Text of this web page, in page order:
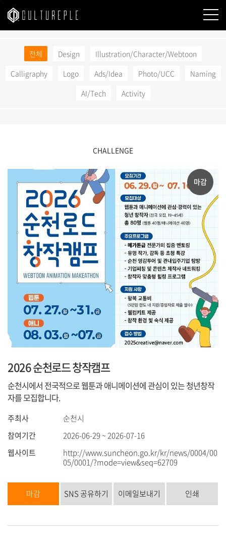
본문바로가기
전체 Design
Illustration/Character/Webtoon
Calligraphy
Logo Ads/Idea Photo/UCC
Naming
AI/Tech
Activity
CHALLENGE
마감
2026 순천로드 창작캠프
순천시에서 전국적으로 웹툰과 애니메이션에 관심이 있는 청년창작
자를 모집합니다.
주최사
순천시
참여기간
2026-06-29 ~ 2026-07-16
웹사이트
http://www.suncheon.go.kr/kr/news/0004/00
05/0001/?mode=view&seq=62709
마감 SNS 공유하기 이메일보내기 인쇄